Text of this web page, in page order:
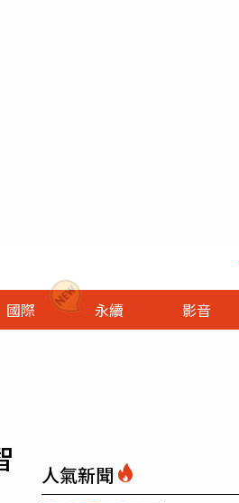
國際 永續 影音
人氣新聞